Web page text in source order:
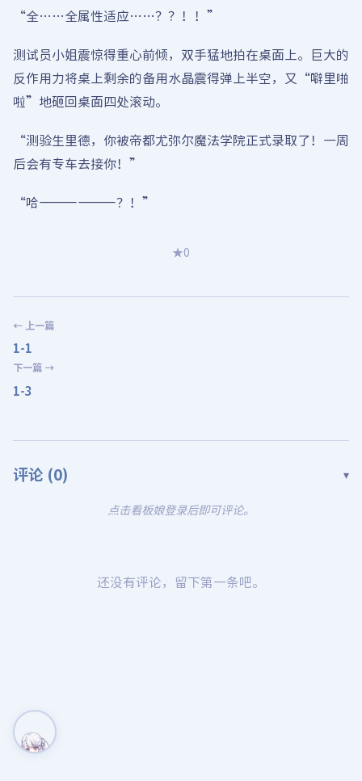
“全……全属性适应……？？！！”
测试员小姐震惊得重心前倾，双手猛地拍在桌面上。巨大的
反作用力将桌上剩余的备用水晶震得弹上半空，又“噼里啪
啦”地砸回桌面四处滚动。
“测验生里德，你被帝都尤弥尔魔法学院正式录取了！一周
后会有专车去接你！”
“哈——————？！”
★0
← 上一篇
1-1
下一篇 →
1-3
评论 (0) ▾
点击看板娘登录后即可评论。
还没有评论，留下第一条吧。